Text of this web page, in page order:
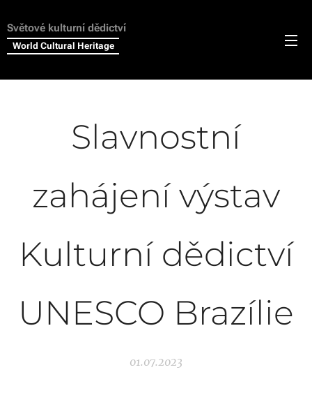
Světové kulturní dědictví
World Cultural Heritage
Slavnostní
zahájení výstav
Kulturní dědictví
UNESCO Brazílie
01.07.2023